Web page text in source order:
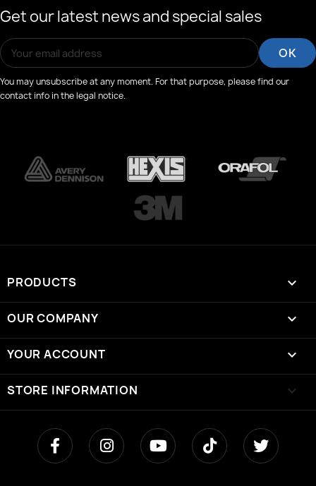
Get our latest news and special sales
You may unsubscribe at any moment. For that purpose, please find our
contact info in the legal notice.
PRODUCTS 
OUR COMPANY 
YOUR ACCOUNT 
STORE INFORMATION keyboard_arrow_down